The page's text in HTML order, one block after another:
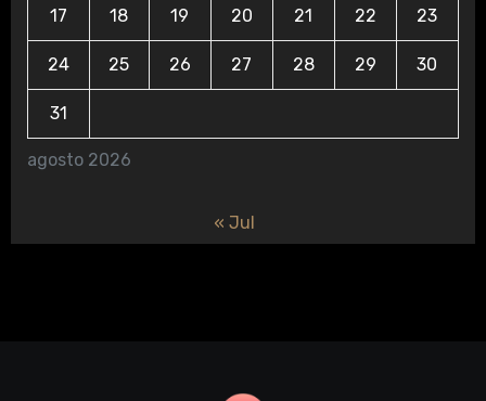
agosto 2026
17 18 19 20 21 22 23
24 25 26 27 28 29 30
31
« Jul